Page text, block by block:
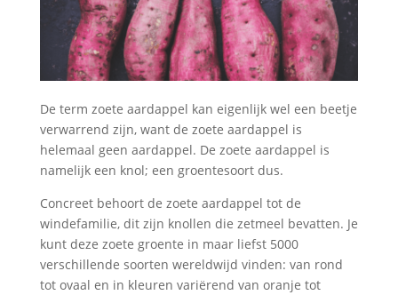
De term zoete aardappel kan eigenlijk wel een beetje
verwarrend zijn, want de zoete aardappel is
helemaal geen aardappel. De zoete aardappel is
namelijk een knol; een groentesoort dus.
Concreet behoort de zoete aardappel tot de
windefamilie, dit zijn knollen die zetmeel bevatten. Je
kunt deze zoete groente in maar liefst 5000
verschillende soorten wereldwijd vinden: van rond
tot ovaal en in kleuren variërend van oranje tot